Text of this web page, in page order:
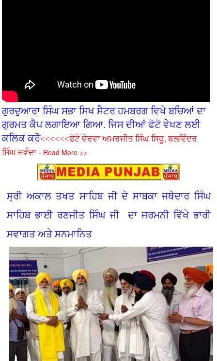
ਗੁਰਦੁਆਰਾ ਸਿੰਘ ਸਭਾ ਸਿਖ ਸੈਟਰ ਹਮਬਰਗ ਵਿਖੇ ਬਚ‌ਿਆਂ ਦਾ
ਗੁਰਮਤ ਕੈਪ ਲਗਾਇਆ ਗਿਆ. ਜਿਸ ਦੀਆਂ ਫੋਟੋ ਵੇਖਣ ਲਈ
ਕਲਿਕ ਕਰੋ<<<<<<ਫੋਟੋ ਵੇਰਵਾ ਅਮਰਜੀਤ ਸਿੰਘ ਸਿਧੂ, ਬਲਵਿੰਦਰ
ਸਿੰਘ ਜਵੰਦਾ - Read More >>
ਸ੍ਰੀ ਅਕਾਲ ਤਖਤ ਸਾਹਿਬ ਜੀ ਦੇ ਸਾਬਕਾ ਜਥੇਦਾਰ ਸਿੰਘ
ਸਾਹਿਬ ਭਾਈ ਰਣਜੀਤ ਸਿੰਘ ਜੀ ਦਾ ਜਰਮਨੀ ਵਿੱਖੇ ਭਾਰੀ
ਸਵਾਗਤ ਅਤੇ ਸਨਮਾਨਿਤ